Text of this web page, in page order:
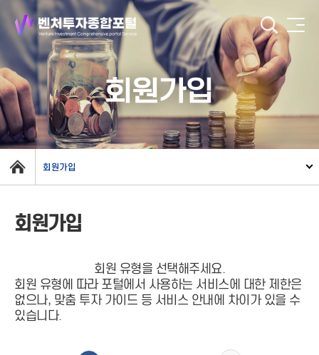
회원가입
회원가입
회원가입
회원 유형을 선택해주세요.
회원 유형에 따라 포털에서 사용하는 서비스에 대한 제한은
없으나, 맞춤 투자 가이드 등 서비스 안내에 차이가 있을 수
있습니다.